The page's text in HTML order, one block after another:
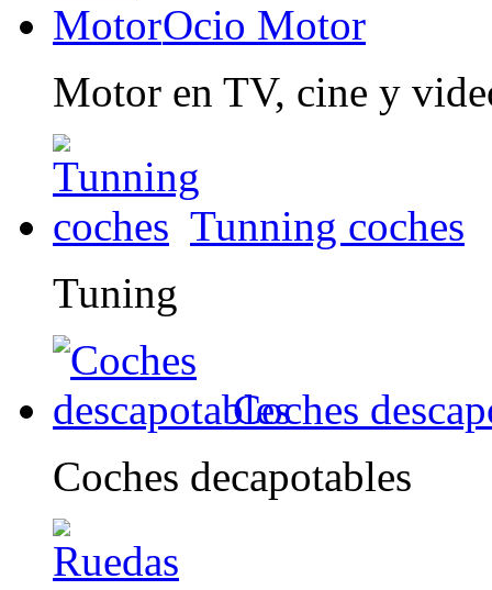
Ocio Motor
Motor en TV, cine y
Tunning coches
Tuning
Coches
Coches decapotables